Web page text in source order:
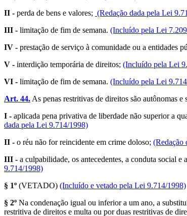
II - perda de bens e valores; (Redação dada pela Lei
III - limitação de fim de semana. (Incluído pela Lei
IV - prestação de serviço à comunidade ou a entidades
V - interdição temporária de direitos; (Incluído pela Lei
VI - limitação de fim de semana. (Incluído pela Lei
Art. 44. As penas restritivas de direitos são autônomas
I - aplicada pena privativa de liberdade não superior a
dada pela Lei 9.714/1998)
II - o réu não for reincidente em crime doloso; (Redação
III - a culpabilidade, os antecedentes, a conduta social
9.714/1998)
§ 1º (VETADO) (Incluído e vetado pela Lei 9.714/1998)
§ 2º Na condenação igual ou inferior a um ano, a
restritiva de direitos e multa ou por duas restritivas de